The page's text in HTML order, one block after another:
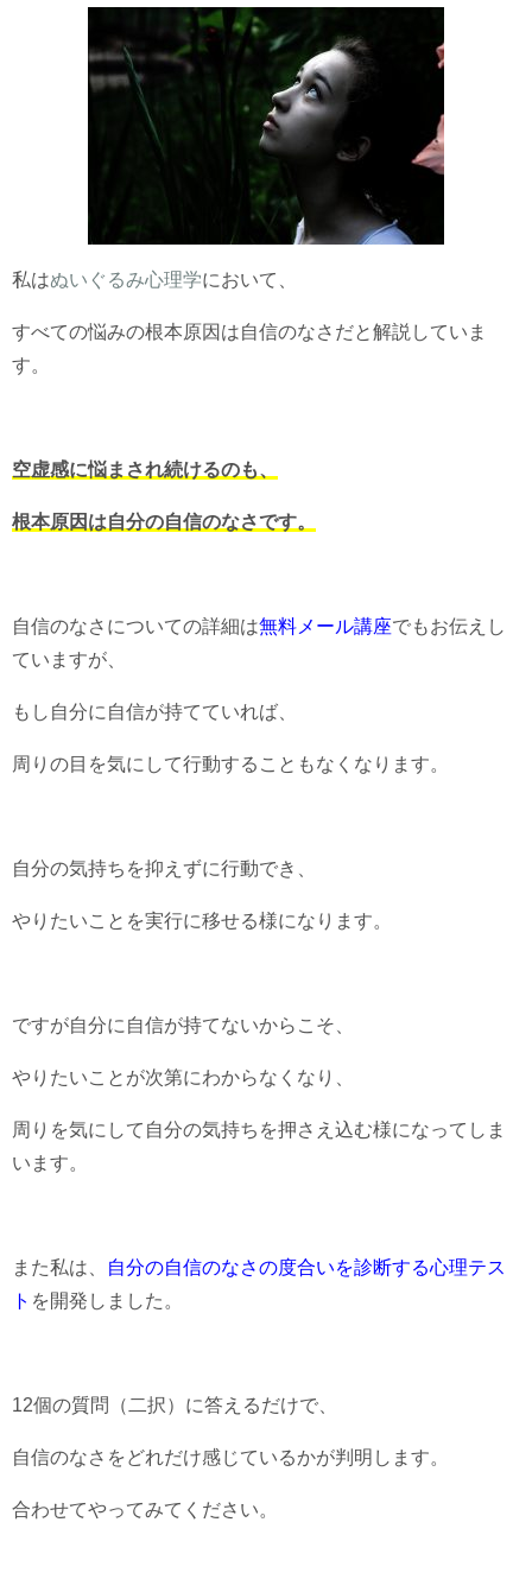
私はぬいぐるみ心理学において、
すべての悩みの根本原因は自信のなさだと解説していま
す。
空虚感に悩まされ続けるのも、
根本原因は自分の自信のなさです。
自信のなさについての詳細は無料メール講座でもお伝えし
ていますが、
もし自分に自信が持てていれば、
周りの目を気にして行動することもなくなります。
自分の気持ちを抑えずに行動でき、
やりたいことを実行に移せる様になります。
ですが自分に自信が持てないからこそ、
やりたいことが次第にわからなくなり、
周りを気にして自分の気持ちを押さえ込む様になってしま
います。
また私は、
自分の自信のなさの度合いを診断する心理テス
ト を開発しました。
12個の質問（二択）に答えるだけで、
自信のなさをどれだけ感じているかが判明します。
合わせてやってみてください。